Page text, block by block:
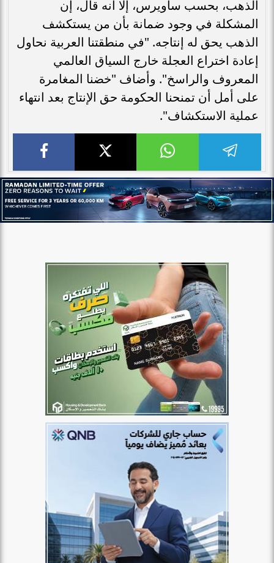
الذهب، بحسب ساويرس، إلا أنه قال، إن
المشكلة في وجود ضمانة بأن من يستكشف
الذهب يحق له إنتاجه. "في منطقتنا العربية نحاول
إعادة اختراع العجلة خارج السياق العالمي
المعروف والراسخ". وأضاف "خضنا المغامرة
على أمل أن تمنحنا الحكومة حق الإنتاج بعد انتهاء
عملية الاستكشاف".